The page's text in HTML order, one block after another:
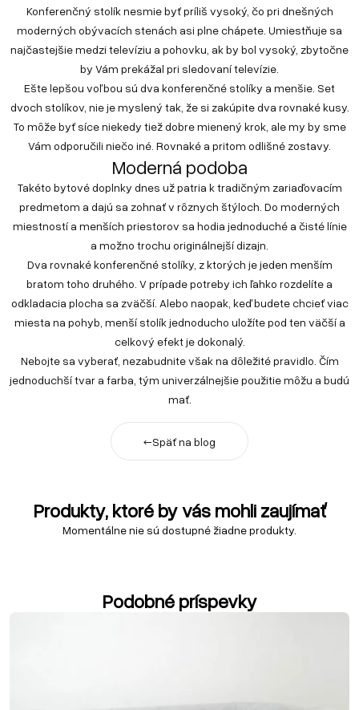
Konferenčný stolík nesmie byť príliš vysoký, čo pri dnešných
moderných obývacích stenách asi plne chápete. Umiestňuje sa
najčastejšie medzi televíziu a pohovku, ak by bol vysoký, zbytočne
by Vám prekážal pri sledovaní televízie.
Ešte lepšou voľbou sú dva konferenčné stolíky a menšie. Set
dvoch stolíkov, nie je myslený tak, že si zakúpite dva rovnaké kusy.
To môže byť síce niekedy tiež dobre mienený krok, ale my by sme
Vám odporučili niečo iné. Rovnaké a pritom odlišné zostavy.
Moderná podoba
Takéto bytové doplnky dnes už patria k tradičným zariaďovacím
predmetom a dajú sa zohnať v rôznych štýloch. Do moderných
miestností a menších priestorov sa hodia jednoduché a čisté línie
a možno trochu originálnejší dizajn.
Dva rovnaké konferenčné stolíky, z ktorých je jeden menším
bratom toho druhého. V prípade potreby ich ľahko rozdelíte a
odkladacia plocha sa zväčší. Alebo naopak, keď budete chcieť viac
miesta na pohyb, menší stolík jednoducho uložíte pod ten väčší a
celkový efekt je dokonalý.
Nebojte sa vyberať, nezabudnite však na dôležité pravidlo. Čím
jednoduchší tvar a farba, tým univerzálnejšie použitie môžu a budú
mať.
←Späť na blog
Produkty, ktoré by vás mohli zaujímať
Momentálne nie sú dostupné žiadne produkty.
Podobné príspevky